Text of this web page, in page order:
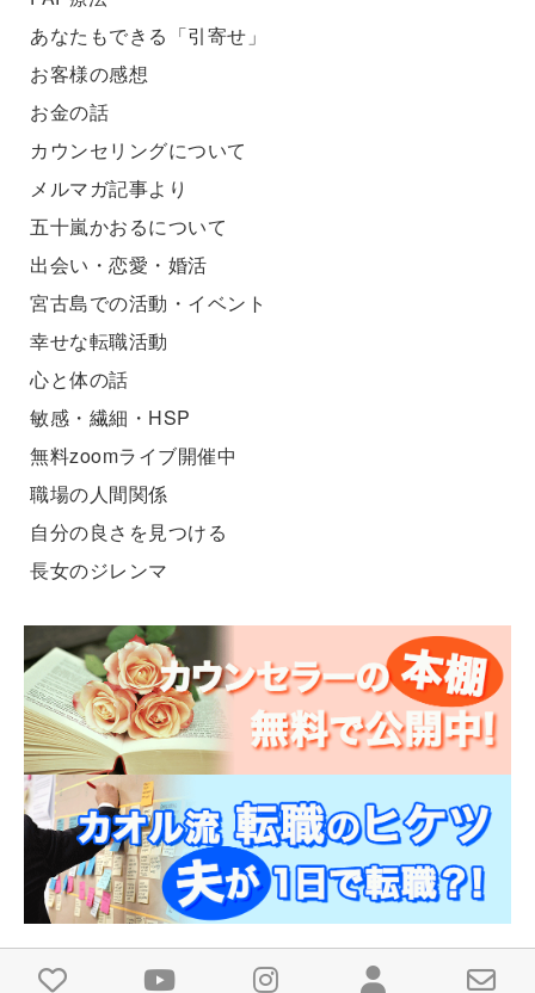
あなたもできる「引寄せ」
お客様の感想
お金の話
カウンセリングについて
メルマガ記事より
五十嵐かおるについて
出会い・恋愛・婚活
宮古島での活動・イベント
幸せな転職活動
心と体の話
敏感・繊細・HSP
無料zoomライブ開催中
職場の人間関係
自分の良さを見つける
長女のジレンマ